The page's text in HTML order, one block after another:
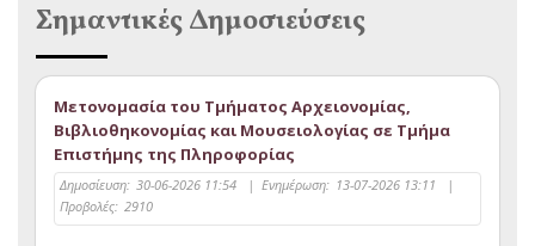
Σημαντικές Δημοσιεύσεις
Μετονομασία του Τμήματος Αρχειονομίας,
Βιβλιοθηκονομίας και Μουσειολογίας σε Τμήμα
Επιστήμης της Πληροφορίας
Δημοσίευση: 30-06-2026 11:54 | Ενημέρωση: 13-07-2026 13:11
|
Προβολές: 2910